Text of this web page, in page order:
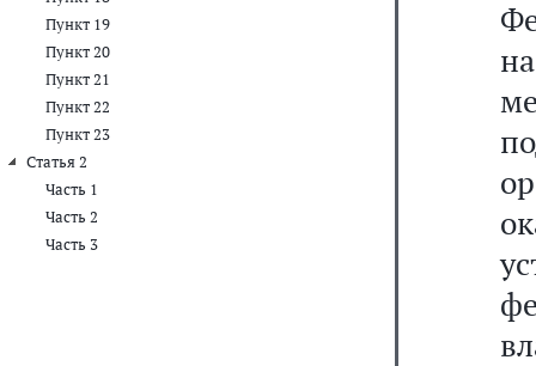
Пункт 19
Пункт 20
Пункт 21
Пункт 22
Пункт 23
Статья 2
Часть 1
Часть 2
Часть 3